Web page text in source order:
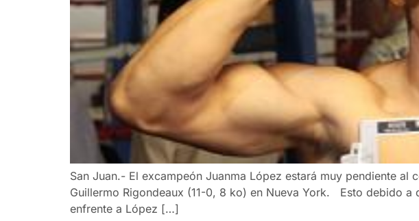
San Juan.- El excampeón Juanma López estará muy pendiente
Guillermo Rigondeaux (11-0, 8 ko) en Nueva York. Esto debido
enfrente a López […]